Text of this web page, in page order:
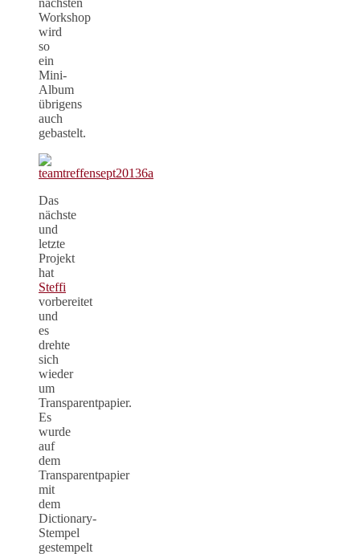
Workshop
wird
so
ein
Mini-
Album
übrigens
auch
gebastelt.
Das
nächste
und
letzte
Projekt
hat
Steffi
vorbereitet
und
es
drehte
sich
wieder
um
Transparentpapier.
Es
wurde
auf
dem
Transparentpapier
mit
dem
Dictionary-
Stempel
gestempelt